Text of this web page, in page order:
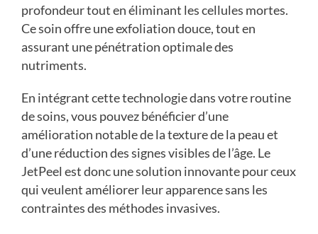
profondeur tout en éliminant les cellules mortes.
Ce soin offre une exfoliation douce, tout en
assurant une pénétration optimale des
nutriments.
En intégrant cette technologie dans votre routine
de soins, vous pouvez bénéficier d’une
amélioration notable de la texture de la peau et
d’une réduction des signes visibles de l’âge. Le
JetPeel est donc une solution innovante pour ceux
qui veulent améliorer leur apparence sans les
contraintes des méthodes invasives.